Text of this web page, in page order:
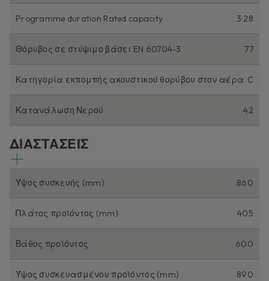
Programme duration Rated capacity 3:28
Θόρυβος σε στύψιμο βάσει EN 60704-3 77
Κατηγορία εκπομπής ακουστικού θορύβου στον αέρα C
Κατανάλωση Νερού 42
ΔΙΑΣΤΑΣΕΙΣ
Ύψος συσκευής (mm) 860
Πλάτος προϊόντος (mm) 405
Βάθος προϊόντος 600
Ύψος συσκευασμένου προϊόντος (mm) 890